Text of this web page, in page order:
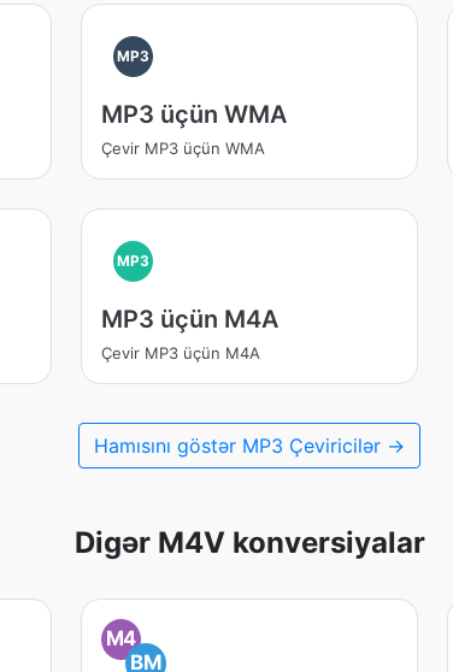
MP3
MP3 üçün WMA
Çevir MP3 üçün WMA
MP3
MP3 üçün M4A
Çevir MP3 üçün M4A
Hamısını göstər MP3 Çeviricilər →
Digər M4V konversiyalar
M4
BM